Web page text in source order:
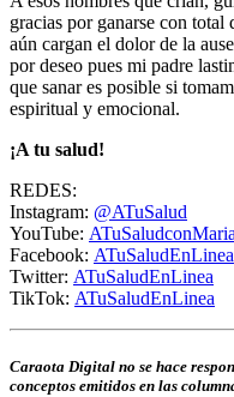
gracias por ganarse con total
aún cargan el dolor de la
por deseo pues mi padre
que sanar es posible si
espiritual y emocional.
¡A tu salud!
REDES:
Instagram: @ATuSalud
YouTube:
Facebook: ATuSaludEnLinea
Twitter: ATuSaludEnLinea
TikTok: ATuSaludEnLinea
Caraota Digital no se hace
conceptos emitidos en las